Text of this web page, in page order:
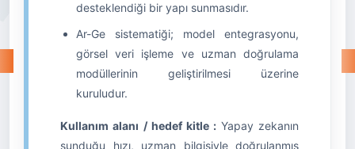
desteklendiği bir yapı sunmasıdır.
Ar-Ge sistematiği; model entegrasyonu,
görsel veri işleme ve uzman doğrulama
modüllerinin geliştirilmesi üzerine
kuruludur.
Kullanım alanı / hedef kitle : Yapay zekanın
sunduğu hızı, uzman bilgisiyle doğrulanmış